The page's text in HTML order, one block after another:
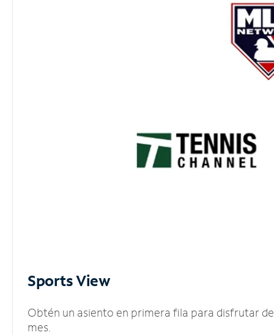
Sports View
Obtén un asiento en primera fila para disfrutar
mes.